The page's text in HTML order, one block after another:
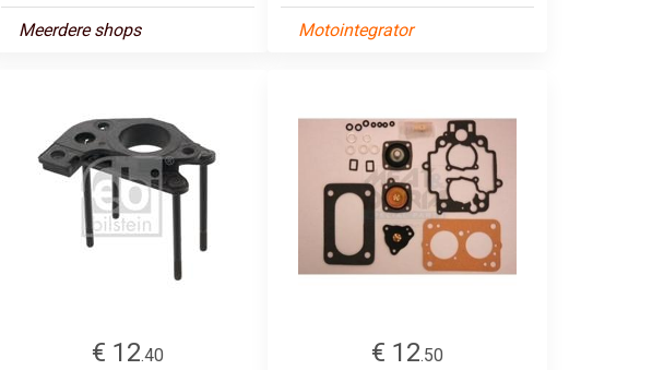
Meerdere shops Motointegrator
€ 12.40
€ 12.50